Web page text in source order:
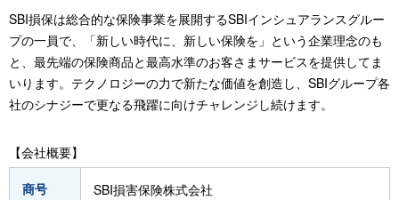
SBI損保は総合的な保険事業を展開するSBIインシュアランスグルー
プの一員で、「新しい時代に、新しい保険を」という企業理念のも
と、最先端の保険商品と最高水準のお客さまサービスを提供してま
いります。テクノロジーの力で新たな価値を創造し、SBIグループ各
社のシナジーで更なる飛躍に向けチャレンジし続けます。
【会社概要】
商号 SBI損害保険株式会社